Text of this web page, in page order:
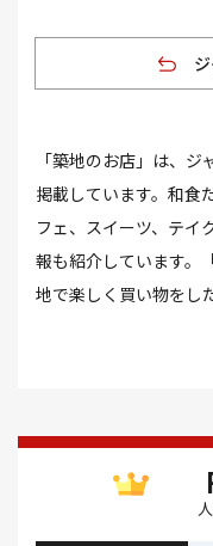
「築地のお店」は、
掲載しています。和食
フェ、スイーツ、テイ
報も紹介しています。
地で楽しく買い物をし